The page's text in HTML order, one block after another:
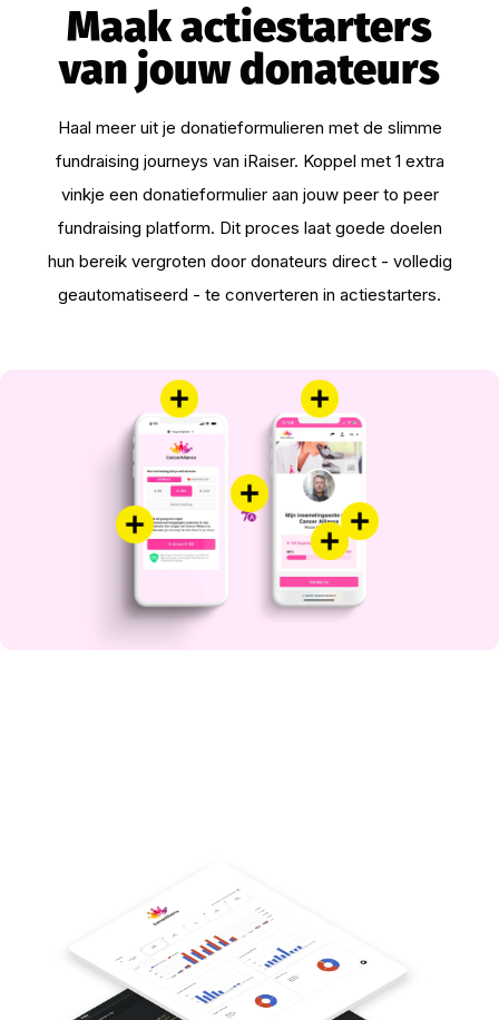
Maak actiestarters
van jouw donateurs
Haal meer uit je donatieformulieren met de slimme
fundraising journeys van iRaiser. Koppel met 1 extra
vinkje een donatieformulier aan jouw peer to peer
fundraising platform. Dit proces laat goede doelen
hun bereik vergroten door donateurs direct - volledig
geautomatiseerd - te converteren in actiestarters.